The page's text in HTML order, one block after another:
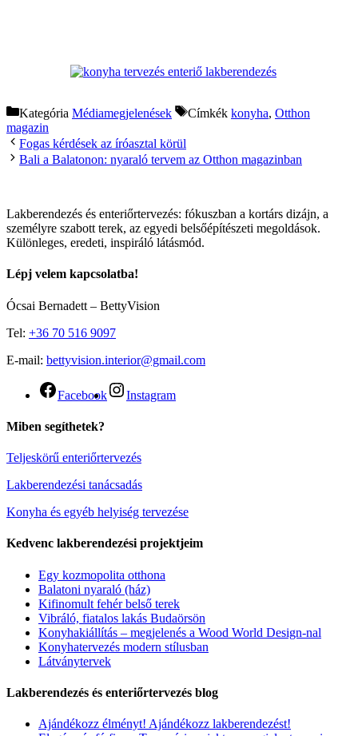
Kategória Médiamegjelenések Címkék konyha, Otthon
magazin
Fogas kérdések az íróasztal körül
Bali a Balatonon: nyaraló tervem az Otthon magazinban
Lakberendezés és enteriőrtervezés: fókuszban a kortárs dizájn, a
személyre szabott terek, az egyedi belsőépítészeti megoldások.
Különleges, eredeti, inspiráló látásmód.
Lépj velem kapcsolatba!
Ócsai Bernadett – BettyVision
Tel: +36 70 516 9097
E-mail: bettyvision.interior@gmail.com
Facebook Instagram
Miben segíthetek?
Teljeskörű enteriőrtervezés
Lakberendezési tanácsadás
Konyha és egyéb helyiség tervezése
Kedvenc lakberendezési projektjeim
Egy kozmopolita otthona
Balatoni nyaraló (ház)
Kifinomult fehér belső terek
Vibráló, fiatalos lakás Budaörsön
Konyhakiállítás – megjelenés a Wood World Design-nal
Konyhatervezés modern stílusban
Látványtervek
Lakberendezés és enteriőrtervezés blog
Ajándékozz élményt! Ajándékozz lakberendezést!